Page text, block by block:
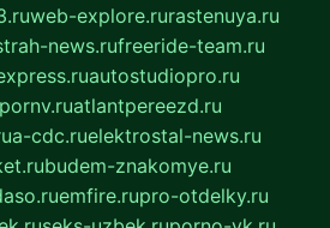
web-explore.rurastenuya.ru
news.rufreeride-team.ru
autostudiopro.ru
pornv.ruatlantpereezd.ru
a-cdc.ruelektrostal-news.ru
budem-znakomye.ru
emfire.rupro-otdelky.ru